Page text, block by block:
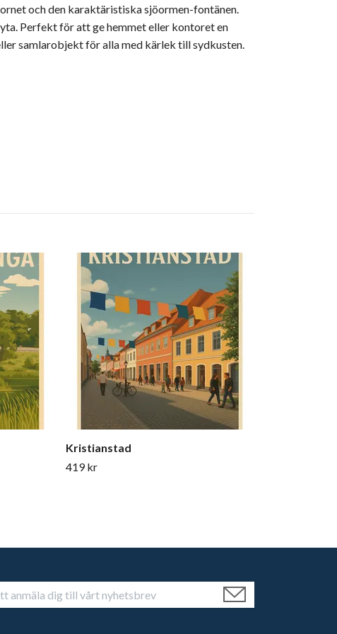
och den karaktäristiska sjöormen-fontänen.
Perfekt för att ge hemmet eller kontoret en
samlarobjekt för alla med kärlek till sydkusten.
Kristianstad
419 kr